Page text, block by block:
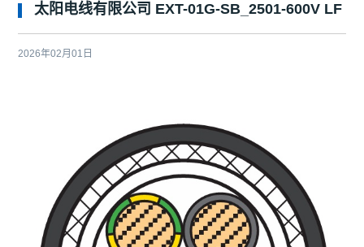
太阳电线有限公司 EXT-01G-SB_2501-600V LF
2026年02月01日